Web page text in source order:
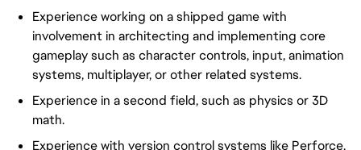
Experience working on a shipped game with
involvement in architecting and implementing core
gameplay such as character controls, input, animation
systems, multiplayer, or other related systems.
Experience in a second field, such as physics or 3D
math.
Experience with version control systems like Perforce,